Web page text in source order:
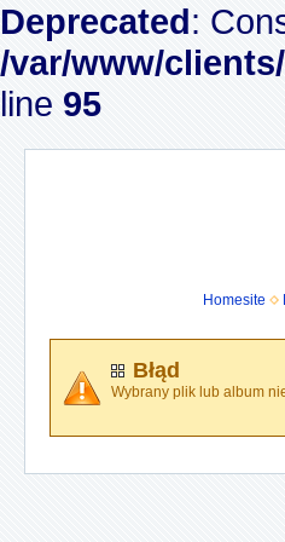
Deprecated:
/var/www/
line 95
Homesite
Błąd
Wybrany plik lub album